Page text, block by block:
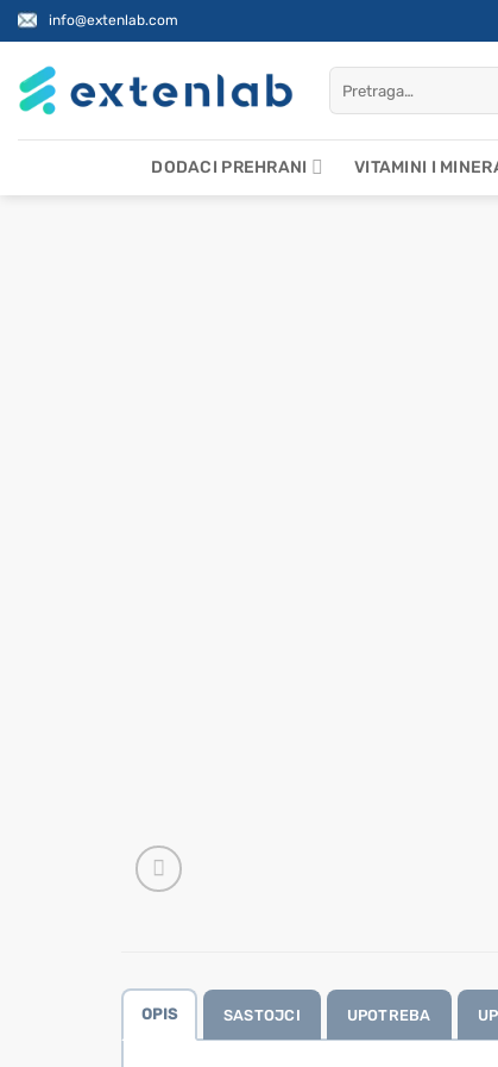
Skip
to
content
info@extenlab.com
DODACI PREHRANI VITAMINI I
OPIS SASTOJCI UPOTREBA